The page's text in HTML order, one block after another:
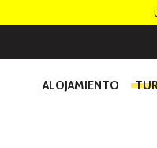
ALOJAMIENTO